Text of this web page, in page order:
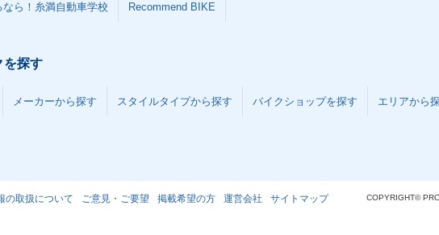
ら！糸満自動車学校 Recommend BIKE
を探す
メーカーから探す スタイルタイプから探す バイクショップを探す エリアから
の取扱について ご意見・ご要望 掲載希望の方 運営会社 サイトマップ COPYRIGHT©